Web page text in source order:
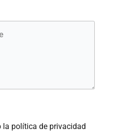
la política de privacidad